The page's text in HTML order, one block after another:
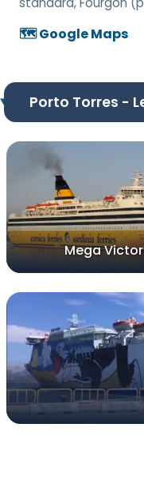
🗺️ Google Maps
Porto Torres -
Mega